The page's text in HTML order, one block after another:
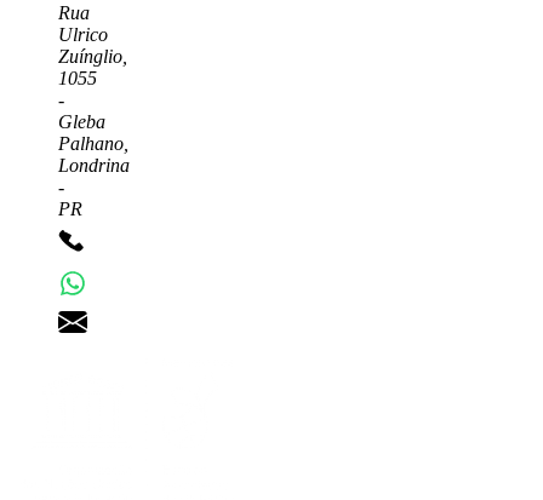
Rua
Ulrico
Zuínglio,
1055
-
Gleba
Palhano,
Londrina
-
PR